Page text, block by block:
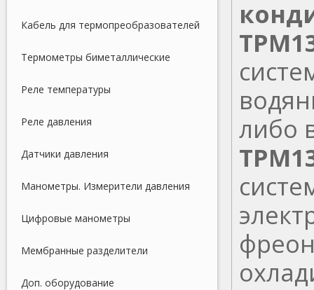
Кабель для термопреобразователей
Термометры биметаллические
Реле температуры
Реле давления
Датчики давления
Манометры. Измерители давления
Цифровые манометры
Мембранные разделители
Доп. оборудование
либо